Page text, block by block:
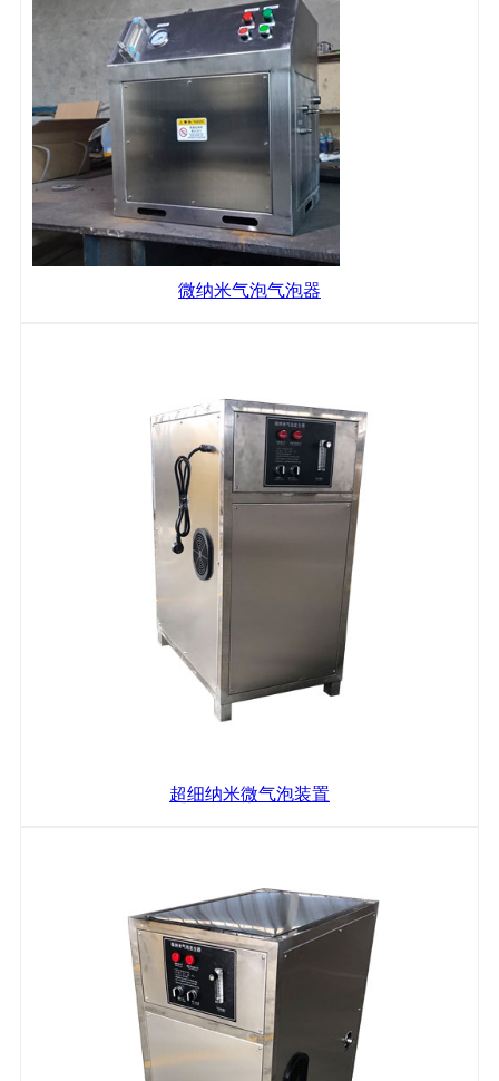
微纳米气泡气泡器
超细纳米微气泡装置